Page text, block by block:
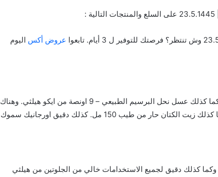
عروض أكس اليوم
لدينا كذلك دقيق لجميع الاستخدامات من بيكي، 1 كجم. وكما كذلك عسل نحل البرسيم الطبيعي – 9 اونصة من ايكو هيلثي. وهناك
كذلك عسل جوزة الطيب 250 جرام – طبيعي 100%. وكما كذلك زيت الكتان حار من طيب 150 مل. كذلك دقيق اورجانيك سموك
بكر من وادي فود- 1 لتر بي اي تي. وكما كذلك دقيق لجميع الاستخدامات خالي من الجلوتين من هيلثي